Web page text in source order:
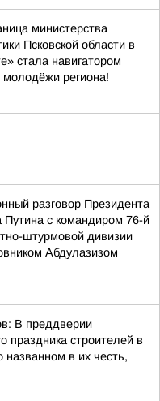
министерства
Псковской области в
стала навигатором
региона!
разговор Президента
с командиром 76-й
штурмовой дивизии
Абдулазизом
В преддверии
праздника строителей в
названном в их честь,